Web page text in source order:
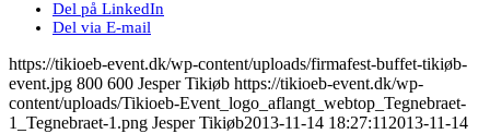
Del på LinkedIn
Del via E-mail
https://tikioeb-event.dk/wp-content/uploads/firmafest-buffet-tikiøb-
event.jpg 800 600 Jesper Tikiøb https://tikioeb-event.dk/wp-
content/uploads/Tikioeb-Event_logo_aflangt_webtop_Tegnebraet-
1_Tegnebraet-1.png Jesper Tikiøb2013-11-14 18:27:11 2013-11-14